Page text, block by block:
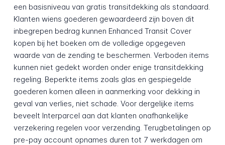
een basisniveau van gratis transitdekking als standaard.
Klanten wiens goederen gewaardeerd zijn boven dit
inbegrepen bedrag kunnen Enhanced Transit Cover
kopen bij het boeken om de volledige opgegeven
waarde van de zending te beschermen. Verboden items
kunnen niet gedekt worden onder enige transit­dekking
regeling. Beperkte items zoals glas en gespiegelde
goederen komen alleen in aanmerking voor dekking in
geval van verlies, niet schade. Voor dergelijke items
beveelt Interparcel aan dat klanten onafhankelijke
verzekering regelen voor verzending. Terugbetalingen op
pre-pay account opnames duren tot 7 werkdagen om